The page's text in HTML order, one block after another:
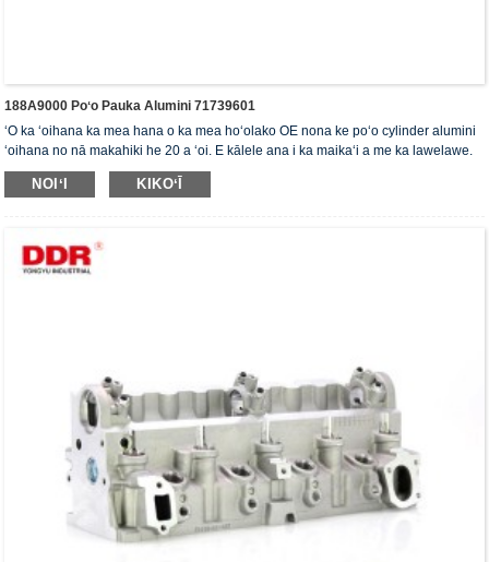
188A9000 Poʻo Pauka Alumini 71739601
ʻO ka ʻoihana ka mea hana o ka mea hoʻolako OE nona ke poʻo cylinder alumini
ʻoihana no nā makahiki he 20 a ʻoi. E kālele ana i ka maikaʻi a me ka lawelawe.
Loaʻa i ke poʻo cylinder ka palapala hōʻoia ISO16949, "ke poʻo cylinder sila
kiʻekiʻe", "ke ola lōʻihi o ke poʻo cylinder" a me nā palapala hoʻohālike pono 5 ʻē
NOIʻI KIKOʻĪ